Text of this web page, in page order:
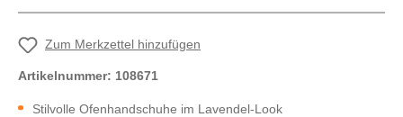
Zum Merkzettel hinzufügen
Artikelnummer: 108671
Stilvolle Ofenhandschuhe im Lavendel-Look